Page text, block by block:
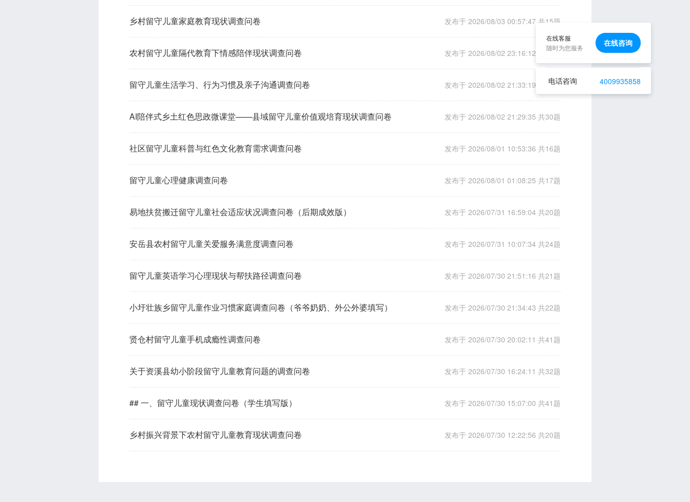
乡村留守儿童家庭教育现状调查问卷 发布于 2026/08/03 00:57:47 共15题
农村留守儿童隔代教育下情感陪伴现状调查问卷 发布于 2026/08/02 23:16:12 共29题
留守儿童生活学习、行为习惯及亲子沟通调查问卷 发布于 2026/08/02 21:33:19 共26题
AI陪伴式乡土红色思政微课堂——县域留守儿童价值观培育现状调查问卷 发布于 2026/08/02 21:29:35 共30题
社区留守儿童科普与红色文化教育需求调查问卷 发布于 2026/08/01 10:53:36 共16题
留守儿童心理健康调查问卷 发布于 2026/08/01 01:08:25 共17题
易地扶贫搬迁留守儿童社会适应状况调查问卷（后期成效版） 发布于 2026/07/31 16:59:04 共20题
安岳县农村留守儿童关爱服务满意度调查问卷 发布于 2026/07/31 10:07:34 共24题
留守儿童英语学习心理现状与帮扶路径调查问卷 发布于 2026/07/30 21:51:16 共21题
小圩壮族乡留守儿童作业习惯家庭调查问卷（爷爷奶奶、外公外婆填写） 发布于 2026/07/30 21:34:43 共22题
贤仓村留守儿童手机成瘾性调查问卷 发布于 2026/07/30 20:02:11 共41题
关于资溪县幼小阶段留守儿童教育问题的调查问卷 发布于 2026/07/30 16:24:11 共32题
## 一、留守儿童现状调查问卷（学生填写版） 发布于 2026/07/30 15:07:00 共41题
乡村振兴背景下农村留守儿童教育现状调查问卷 发布于 2026/07/30 12:22:56 共20题
在线客服
随时为您服务
在线咨询
电话咨询 4009935858